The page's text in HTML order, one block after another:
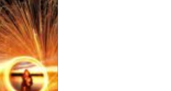
steg inför
i livet.
som
blir valet